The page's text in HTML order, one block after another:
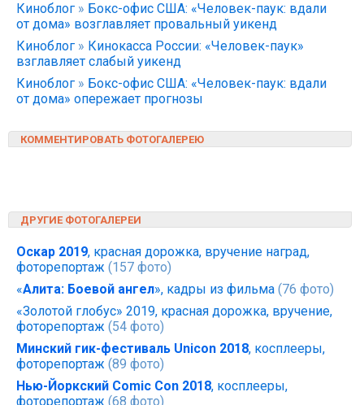
Киноблог » Бокс-офис США: «Человек-паук: вдали
от дома» возглавляет провальный уикенд
Киноблог » Кинокасса России: «Человек-паук»
взглавляет слабый уикенд
Киноблог » Бокс-офис США: «Человек-паук: вдали
от дома» опережает прогнозы
КОММЕНТИРОВАТЬ ФОТОГАЛЕРЕЮ
ДРУГИЕ ФОТОГАЛЕРЕИ
Оскар 2019, красная дорожка, вручение наград,
фоторепортаж (157 фото)
«Алита: Боевой ангел», кадры из фильма (76 фото)
«Золотой глобус» 2019, красная дорожка, вручение,
фоторепортаж (54 фото)
Минский гик-фестиваль Unicon 2018, косплееры,
фоторепортаж (89 фото)
Нью-Йоркский Comic Con 2018, косплееры,
фоторепортаж (68 фото)